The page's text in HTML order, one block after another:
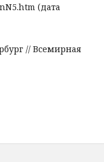
(дата
// Всемирная